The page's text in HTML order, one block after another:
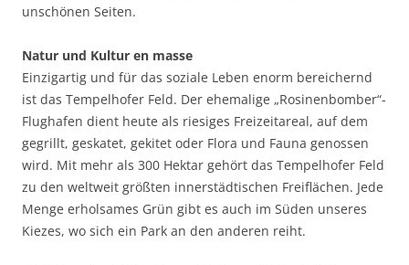
unschönen Seiten.
Natur und Kultur en masse
Einzigartig und für das soziale Leben enorm bereichernd
ist das Tempelhofer Feld. Der ehemalige „Rosinenbomber“-
Flughafen dient heute als riesiges Freizeitareal, auf dem
gegrillt, geskatet, gekitet oder Flora und Fauna genossen
wird. Mit mehr als 300 Hektar gehört das Tempelhofer Feld
zu den weltweit größten innerstädtischen Freiflächen. Jede
Menge erholsames Grün gibt es auch im Süden unseres
Kiezes, wo sich ein Park an den anderen reiht.